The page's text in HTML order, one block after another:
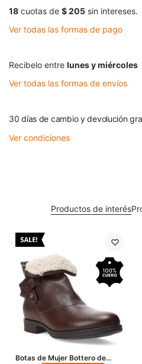
18 cuotas de $ 205 sin intereses.
Ver todas las formas de pago
Recibelo entre lunes y miércoles
Ver todas las formas de envíos
30 días de cambio y devolución
Ver condiciones
Productos de interés
Botas de Mujer Bottero de